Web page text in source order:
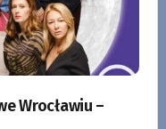
Wrocławiu –